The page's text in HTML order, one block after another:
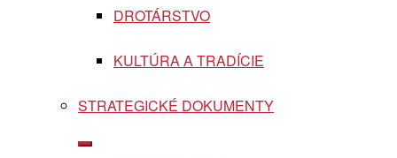
menu
DROTÁRSTVO
KULTÚRA A TRADÍCIE
STRATEGICKÉ DOKUMENTY
Show